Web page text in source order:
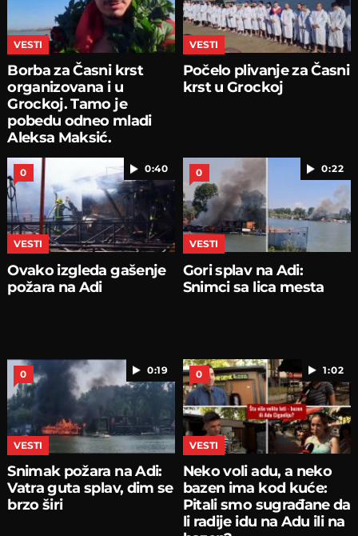
VESTI
Borba za Časni krst
organizovana i u
Grockoj. Tamo je
pobedu odneo mladi
Aleksa Maksić.
VESTI
Počelo plivanje za Časni
krst u Grockoj
0:40
0
VESTI
Ovako izgleda gašenje
požara na Adi
0:22
0
VESTI
Gori splav na Adi:
Snimci sa lica mesta
0:19
0
VESTI
Snimak požara na Adi:
Vatra guta splav, dim se
brzo širi
1:02
0
VESTI
Neko voli adu, a neko
bazen ima kod kuće:
Pitali smo sugrađane da
li radije idu na Adu ili na